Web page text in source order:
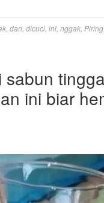
dan dicuci ini nggak Piring
ini biar